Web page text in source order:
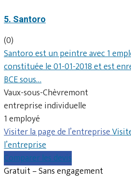
5. Santoro
(0)
Santoro est un peintre avec 1
constituée le 01-01-2018 et est
BCE sous…
Vaux-sous-Chèvremont
entreprise individuelle
1 employé
Visiter la page de l’entreprise
l’entreprise
Comparer les devis
Gratuit – Sans engagement